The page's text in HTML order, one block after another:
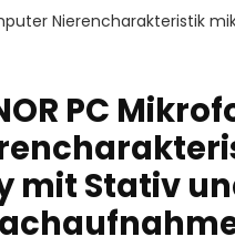
Nierencharakteristik
PC
mit Stativ